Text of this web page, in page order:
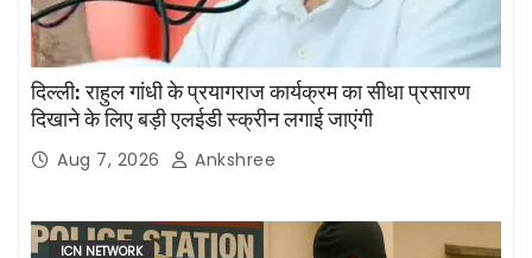
दिल्ली: राहुल गांधी के प्रयागराज कार्यक्रम का सीधा प्रसारण
दिखाने के लिए बड़ी एलईडी स्क्रीन लगाई जाएंगी
Aug 7, 2026 Ankshree
ICN NETWORK